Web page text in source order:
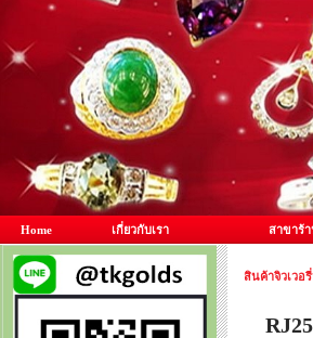
Home เกี่ยวกับเรา สาขาร้
สินค้าจิวเวอ